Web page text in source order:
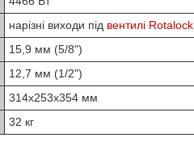
нарізні виходи під вентилі Rotalock
15,9 мм (5/8")
12,7 мм (1/2")
314х253х354 мм
32 кг